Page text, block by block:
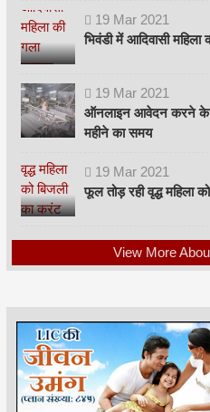
19 Mar 2021
भिवंडी में आदिवासी महिला
19 Mar 2021
ऑनलाइन आवेदन करने के
महीने का समय
19 Mar 2021
फूल तोड़ रही वृद्ध महिला
View More